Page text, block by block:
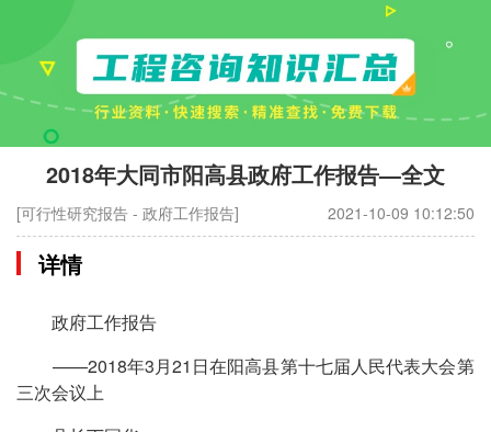
2018年大同市阳高县政府工作报告—全文
[可行性研究报告 - 政府工作报告] 2021-10-09 10:12:50
详情
政府工作报告
——2018年3月21日在阳高县第十七届人民代表大会第
三次会议上